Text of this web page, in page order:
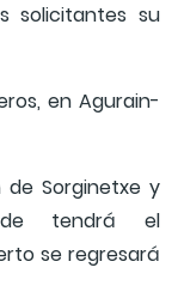
solicitantes su
en Agurain-
de Sorginetxe y
tendrá el
se regresará